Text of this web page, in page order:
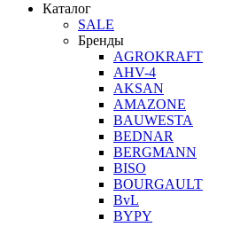
Каталог
SALE
Бренды
AGROKRAFT
AHV-4
AKSAN
AMAZONE
BAUWESTA
BEDNAR
BERGMANN
BISO
BOURGAULT
BvL
BYPY